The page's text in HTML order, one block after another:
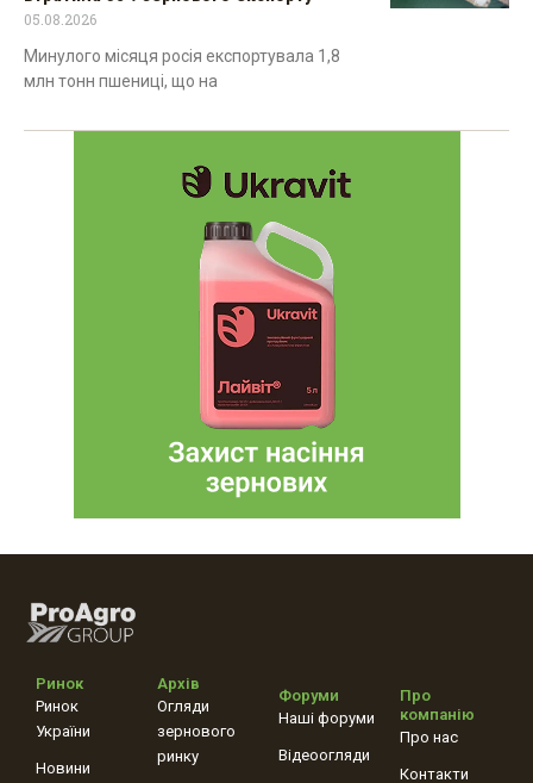
05.08.2026
Минулого місяця росія експортувала 1,8
млн тонн пшениці, що на
Ринок
Ринок
України
Новини
Архів
Огляди
зернового
ринку
Форуми
Наші форуми
Відеоогляди
Про
компанію
Про нас
Контакти